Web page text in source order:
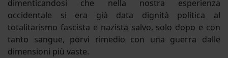
dimenticandosi che nella nostra esperienza
occidentale si era già data dignità politica al
totalitarismo fascista e nazista salvo, solo dopo e con
tanto sangue, porvi rimedio con una guerra dalle
dimensioni più vaste.